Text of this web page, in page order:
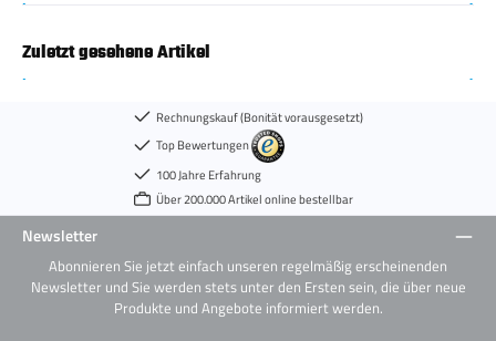
Zuletzt gesehene Artikel
Rechnungskauf (Bonität vorausgesetzt)
Top Bewertungen
100 Jahre Erfahrung
Über 200.000 Artikel online bestellbar
Newsletter
Abonnieren Sie jetzt einfach unseren regelmäßig erscheinenden
Newsletter und Sie werden stets unter den Ersten sein, die über neue
Produkte und Angebote informiert werden.